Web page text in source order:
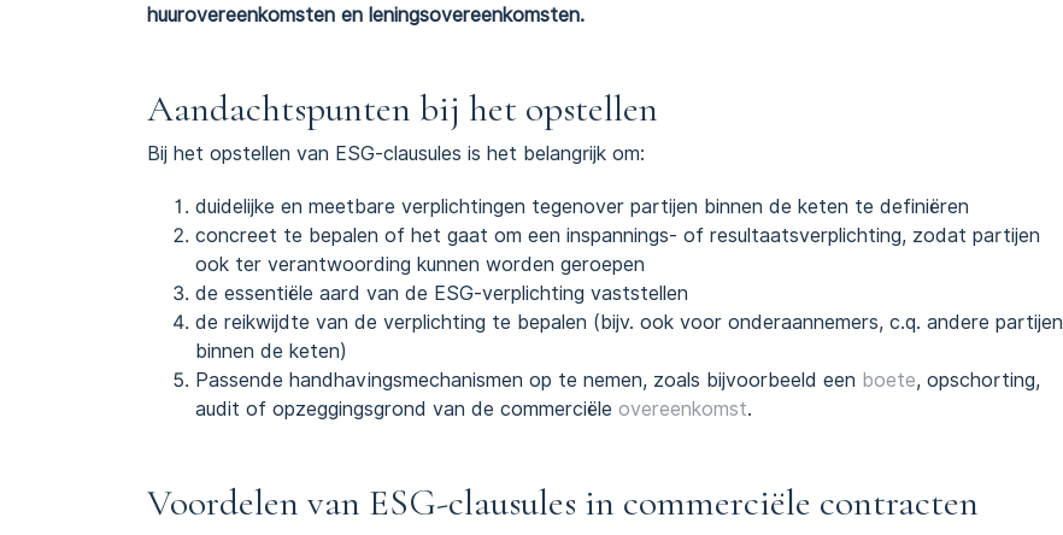
huurovereenkomsten en leningsovereenkomsten.
Aandachtspunten bij het opstellen
Bij het opstellen van ESG-clausules is het belangrijk om:
duidelijke en meetbare verplichtingen tegenover partijen binnen de keten te definiëren
concreet te bepalen of het gaat om een inspannings- of resultaatsverplichting, zodat partijen
ook ter verantwoording kunnen worden geroepen
de essentiële aard van de ESG-verplichting vaststellen
de reikwijdte van de verplichting te bepalen (bijv. ook voor onderaannemers, c.q. andere partijen
binnen de keten)
Passende handhavingsmechanismen op te nemen, zoals bijvoorbeeld een boete, opschorting,
audit of opzeggingsgrond van de commerciële overeenkomst.
Voordelen van ESG-clausules in commerciële contracten